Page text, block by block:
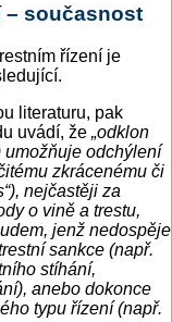
– současnost
řízení je
literaturu, pak
uvádí, že „odklon
umožňuje odchýlení
zkrácenému či
nejčastěji za
o vině a trestu,
jenž nedospěje
sankce (např.
stíhání,
anebo dokonce
typu řízení (např.